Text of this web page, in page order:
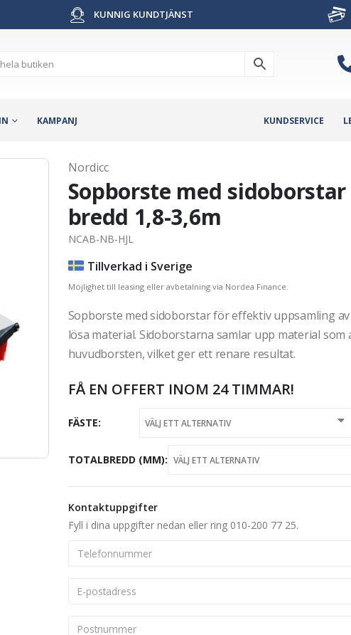
KUNNIG KUNDTJÄNST
KAMPANJ KUNDSERVICE
Nordicc
Sopborste med
bredd 1,8-3,6m
NCAB-NB-HJL
Tillverkad i Sverige
Möjlighet till leasing eller avbetalning via Nordea Finance.
Sopborste med sidoborstar för effektiv uppsamling
lösa material. Sidoborstarna samlar upp material
huvudborsten, vilket ger ett renare resultat.
FÅ EN OFFERT INOM 24 TIMMAR!
FÄSTE
TOTALBREDD (MM)
Kontaktuppgifter
Fyll i dina uppgifter nedan eller ring 010-200 77 25.